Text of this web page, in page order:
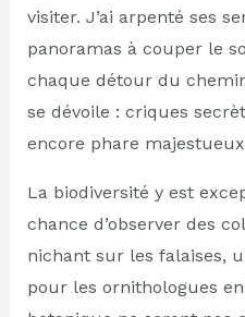
visiter. J’ai arpenté ses
panoramas à couper le
chaque détour du
se dévoile : criques
encore phare
La biodiversité y est
chance d’observer des
nichant sur les falaises,
pour les ornithologues